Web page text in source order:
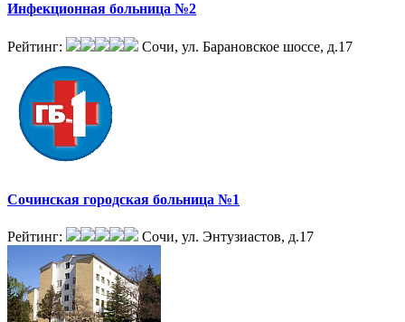
Инфекционная больница №2
Рейтинг: Сочи, ул. Барановское шоссе, д.17
Сочинская городская больница №1
Рейтинг: Сочи, ул. Энтузиастов, д.17